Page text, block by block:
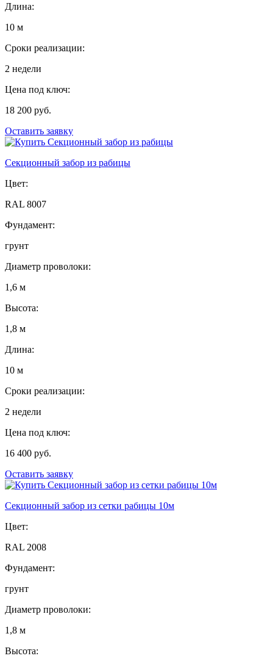
Длина:
10 м
Сроки реализации:
2 недели
Цена под ключ:
18 200 руб.
Оставить заявку
Секционный забор из рабицы
Цвет:
RAL 8007
Фундамент:
грунт
Диаметр проволоки:
1,6 м
Высота:
1,8 м
Длина:
10 м
Сроки реализации:
2 недели
Цена под ключ:
16 400 руб.
Оставить заявку
Секционный забор из сетки рабицы 10м
Цвет:
RAL 2008
Фундамент:
грунт
Диаметр проволоки:
1,8 м
Высота: